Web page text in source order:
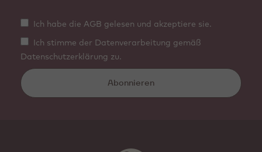
Ich habe die AGB gelesen und akzeptiere sie.
Ich stimme der Datenverarbeitung gemäß
Datenschutzerklärung zu.
Abonnieren